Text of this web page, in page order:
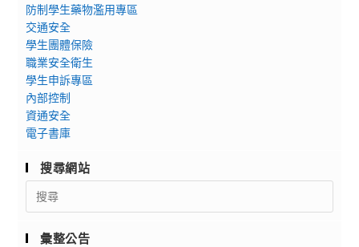
防制學生藥物濫用專區
交通安全
學生團體保險
職業安全衛生
學生申訴專區
內部控制
資通安全
電子書庫
搜尋網站
Search
for:
彙整公告